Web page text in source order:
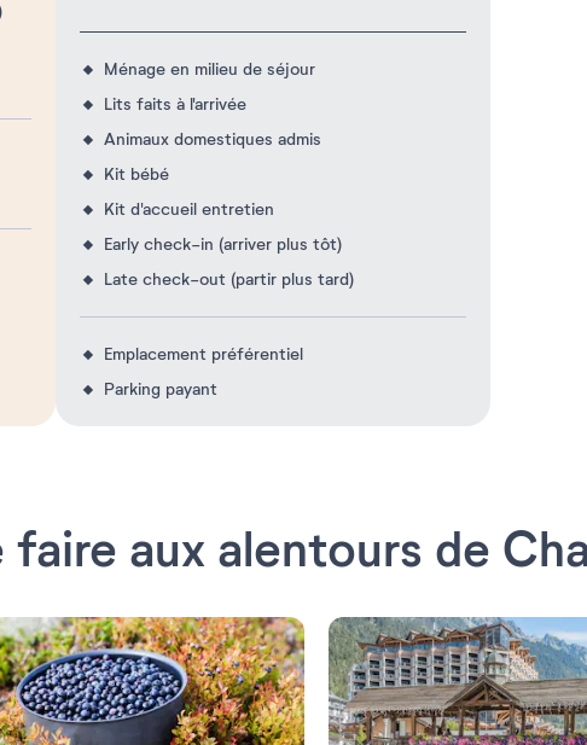
Ménage en milieu de séjour
Lits faits à l'arrivée
Animaux domestiques admis
Kit bébé
Kit d'accueil entretien
Early check-in (arriver plus tôt)
Late check-out (partir plus tard)
Emplacement préférentiel
Parking payant
faire aux alentours de